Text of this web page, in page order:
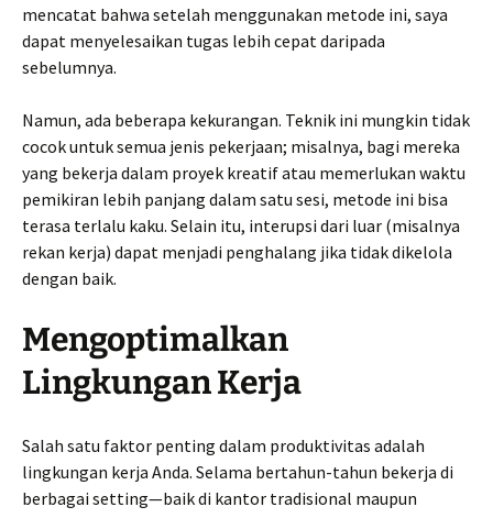
mencatat bahwa setelah menggunakan metode ini, saya
dapat menyelesaikan tugas lebih cepat daripada
sebelumnya.
Namun, ada beberapa kekurangan. Teknik ini mungkin tidak
cocok untuk semua jenis pekerjaan; misalnya, bagi mereka
yang bekerja dalam proyek kreatif atau memerlukan waktu
pemikiran lebih panjang dalam satu sesi, metode ini bisa
terasa terlalu kaku. Selain itu, interupsi dari luar (misalnya
rekan kerja) dapat menjadi penghalang jika tidak dikelola
dengan baik.
Mengoptimalkan
Lingkungan Kerja
Salah satu faktor penting dalam produktivitas adalah
lingkungan kerja Anda. Selama bertahun-tahun bekerja di
berbagai setting—baik di kantor tradisional maupun